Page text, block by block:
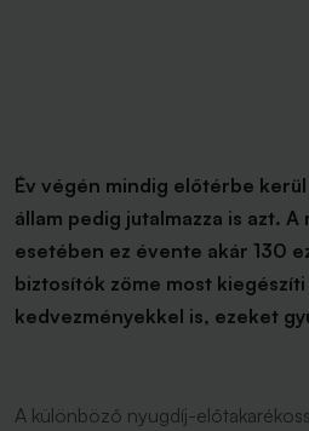
Év végén mindig előtérbe
állam pedig jutalmazza is azt.
esetében ez évente akár 130
biztosítók zöme most kiegészíti
kedvezményekkel is, ezeket
A különböző nyugdíj-